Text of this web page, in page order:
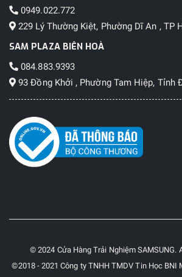
Cổng giao
tiếp
Mạng di
Không có,
2G, 3G, 4G,
5G,...
thường,
Micro SIM,
(chỉ dành cho phiên
0949.022.772
229 Lý Thường Kiệt, Phường Dĩ An , TP
SAM PLAZA BIÊN HOÀ
084.883.9393
93 Đồng Khởi , Phường Tam Hiệp, Tỉnh
© 2024 Cửa Hàng Trải Nghiệm SAMSUNG.
©2018 - 2021 Công ty TNHH TMDV Tin Học BNI